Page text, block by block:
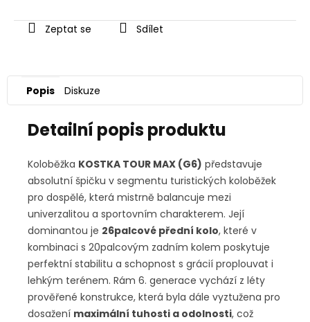
Zeptat se Sdílet
Popis Diskuze
Detailní popis produktu
Koloběžka KOSTKA TOUR MAX (G6) představuje
absolutní špičku v segmentu turistických koloběžek
pro dospělé, která mistrně balancuje mezi
univerzalitou a sportovním charakterem. Její
dominantou je 26palcové přední kolo, které v
kombinaci s 20palcovým zadním kolem poskytuje
perfektní stabilitu a schopnost s grácií proplouvat i
lehkým terénem. Rám 6. generace vychází z léty
prověřené konstrukce, která byla dále vyztužena pro
dosažení maximální tuhosti a odolnosti, což